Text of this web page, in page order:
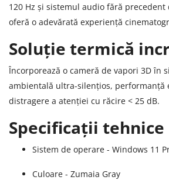
120 Hz și sistemul audio fără
oferă o adevărată experiență
Soluție termică
Încorporează o cameră de vapori 3D în
ambientală ultra-silențios, performanță
distragere a atenției cu răcire < 25 dB.
Specificații tehnice
Sistem de operare - Windows 11
Culoare - Zumaia Gray